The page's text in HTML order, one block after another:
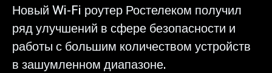
Новый Wi-Fi роутер Ростелеком получил
ряд улучшений в сфере безопасности и
работы с большим количеством устройств
в зашумленном диапазоне.